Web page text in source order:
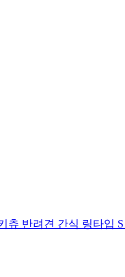
츄 반려견 간식 링타입